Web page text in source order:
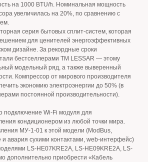
на 1000 BTU/h. Номинальная мощность
увеличилась на 20%, по сравнению с
серия бытовых сплит-систем, которая
для ценителей энергоэффективных
дизайне. За рекордные сроки
бестселлерами TM LESSAR — этому
модельный ряд, а также выверенный
Компрессор от мирового производителя
экономию электроэнергии до 50% (в
постоянной производительности).
подключение Wi-Fi модуля для
кондиционером из любой точки мира.
МУ-1-01 к этой модели (ModBus,
авария сухими контактами, web-интерфейс)
LS-HE07KRE2A, LS-HE09KRE2A, LS-
дополнительно приобрести «Кабель